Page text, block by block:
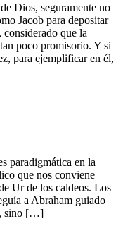
Dios, seguramente no
Jacob para depositar
que la
poco promisorio. Y si
para ejemplificar en él,
paradigmática en la
que nos conviene
Ur de los caldeos. Los
a Abraham guiado
sino […]